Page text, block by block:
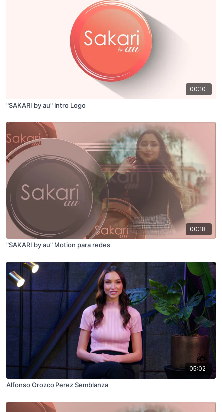
00:10
"SAKARI by au" Intro Logo
00:18
"SAKARI by au" Motion para redes
05:02
Alfonso Orozco Perez Semblanza